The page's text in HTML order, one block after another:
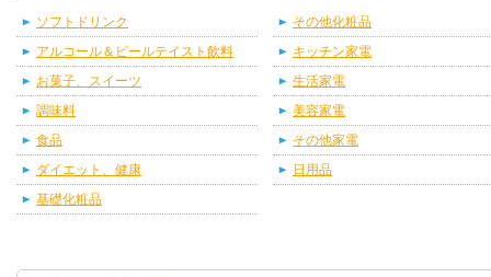
ソフトドリンク
アルコール＆ビールテイスト飲料
お菓子、スイーツ
調味料
食品
ダイエット、健康
基礎化粧品
その他化粧品
キッチン家電
生活家電
美容家電
その他家電
日用品